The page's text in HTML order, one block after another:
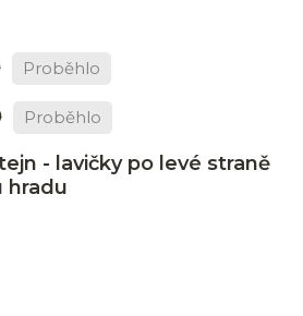
Proběhlo
Proběhlo
- lavičky po levé straně
hradu